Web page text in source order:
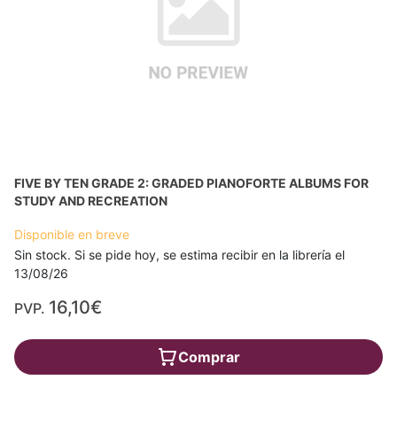
FIVE BY TEN GRADE 2: GRADED PIANOFORTE ALBUMS FOR
STUDY AND RECREATION
Disponible en breve
Sin stock. Si se pide hoy, se estima recibir en la librería el
13/08/26
PVP. 16,10€
Comprar